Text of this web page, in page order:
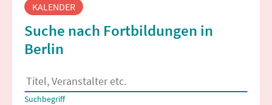
KALENDER
Suche nach Fortbildungen in
Berlin
Es erscheinen Suchvorschläge, wenn mindestens 2 Zeichen
Suchbegriff